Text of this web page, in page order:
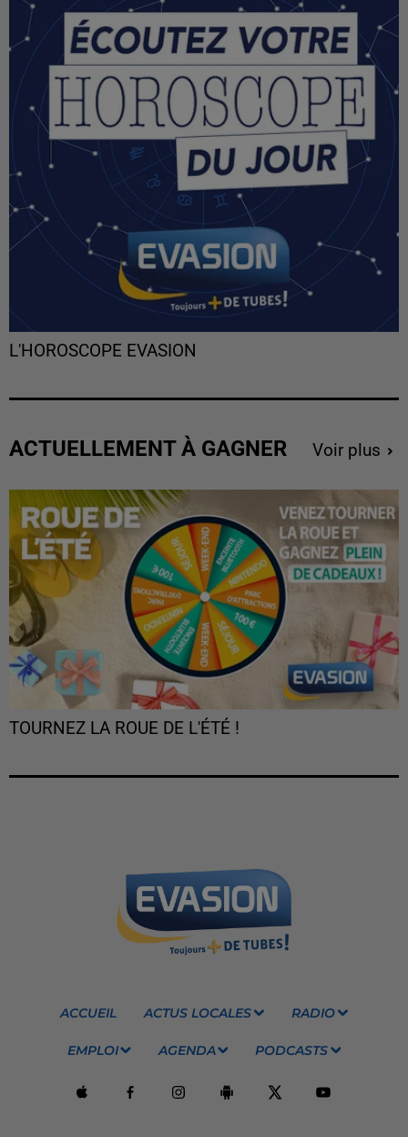
L'HOROSCOPE EVASION
ACTUELLEMENT À GAGNER Voir plus
TOURNEZ LA ROUE DE L'ÉTÉ !
ACCUEIL ACTUS LOCALES RADIO
EMPLOI AGENDA PODCASTS